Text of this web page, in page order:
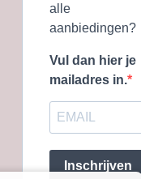
alle
aanbiedingen?
Vul dan hier je
mailadres in.
Inschrijven